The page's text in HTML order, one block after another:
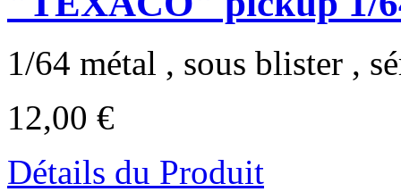
1/64 métal , sous blister ,
12,00 €
Détails du Produit